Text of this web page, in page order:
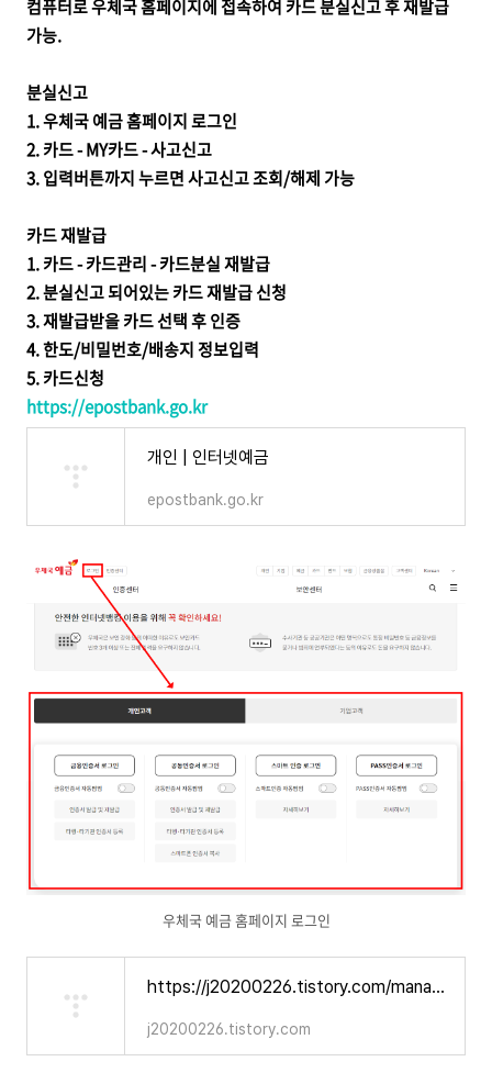
컴퓨터로 우체국 홈페이지에 접속하여 카드 분실신고 후 재발급
가능.
분실신고
1.우체국 예금 홈페이지 로그인
2. 카드 - MY카드 - 사고신고
3. 입력버튼까지 누르면 사고신고 조회/해제 가능
카드 재발급
1. 카드 - 카드관리 - 카드분실 재발급
2. 분실신고 되어있는 카드 재발급 신청
3. 재발급받을 카드 선택 후 인증
4.한도/비밀번호/배송지 정보입력
5. 카드신청
https://epostbank.go.kr
개인 | 인터넷예금
epostbank.go.kr
우체국 예금 홈페이지 로그인
https://j20200226.tistory.com/manage/newpost/12?returnURL=https%3A%2F%2Fj20200226.tistory.com%2Fmanage%2Fposts&type=post
j20200226.tistory.com